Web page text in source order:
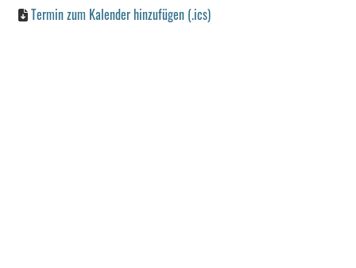
Termin zum Kalender hinzufügen (.ics)